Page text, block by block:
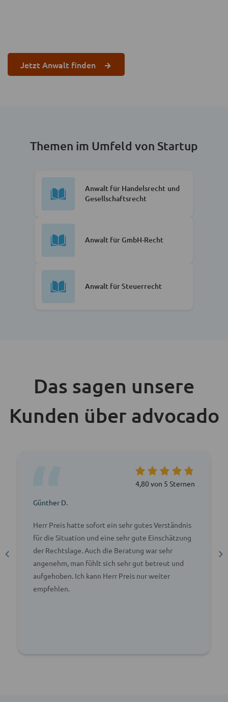
Jetzt Anwalt finden
Themen im Umfeld von Startup
Anwalt für Handelsrecht und
Gesellschaftsrecht
Anwalt für GmbH-Recht
Anwalt für Steuerrecht
Das sagen unsere
Kunden über advocado
4,80 von 5 Sternen
Günther D.
Herr Preis hatte sofort ein sehr gutes Verständnis
für die Situation und eine sehr gute Einschätzung
der Rechtslage. Auch die Beratung war sehr
angenehm, man fühlt sich sehr gut betreut und
aufgehoben. Ich kann Herr Preis nur weiter
empfehlen.